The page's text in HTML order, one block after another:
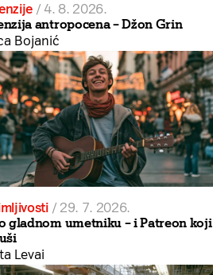
/ 4. 8. 2026.
antropocena – Džon Grin
Bojanić
/ 29. 7. 2026.
gladnom umetniku – i Patreon koji
Levai